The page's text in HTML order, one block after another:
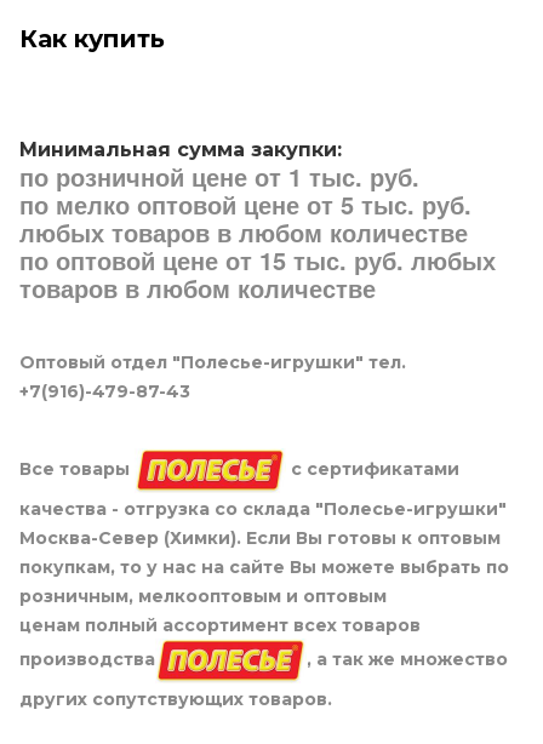
Как купить
Минимальная сумма закупки:
по розничной цене от 1 тыс. руб.
по мелко оптовой цене от 5 тыс. руб.
любых товаров в любом количестве
по оптовой цене от 15 тыс. руб. любых
товаров в любом количестве
Оптовый отдел "Полесье-игрушки" тел.
+7(916)-479-87-43
Все товары
с сертификатами
качества - отгрузка со склада "Полесье-игрушки"
Москва-Север (Химки). Если Вы готовы к оптовым
покупкам, то у нас на сайте Вы можете выбрать по
розничным, мелкооптовым и оптовым
ценам полный ассортимент всех товаров
производства
, а так же множество
других сопутствующих товаров.